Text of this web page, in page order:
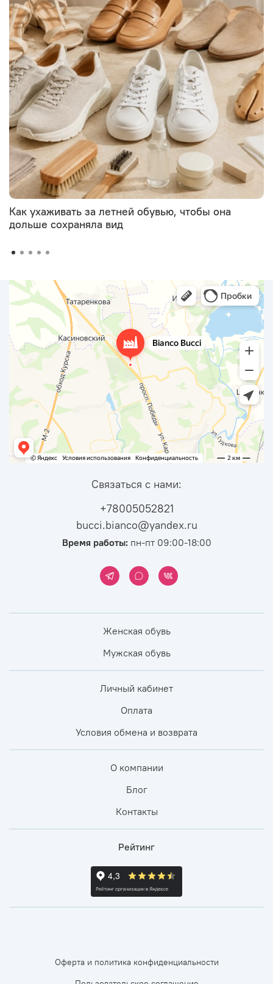
Как ухаживать за летней обувью, чтобы она
дольше сохраняла вид
Связаться с нами:
+78005052821
bucci.bianco@yandex.ru
Время работы:пн-пт 09:00-18:00
Женская обувь
Мужская обувь
Личный кабинет
Оплата
Условия обмена и возврата
О компании
Блог
Контакты
Рейтинг
Оферта и политика конфиденциальности